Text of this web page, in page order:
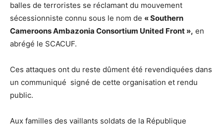
balles de terroristes se réclamant du mouvement
sécessionniste connu sous le nom de « Southern
Cameroons Ambazonia Consortium United Front », en
abrégé le SCACUF.
Ces attaques ont du reste dûment été revendiquées dans
un communiqué signé de cette organisation et rendu
public.
Aux familles des vaillants soldats de la République